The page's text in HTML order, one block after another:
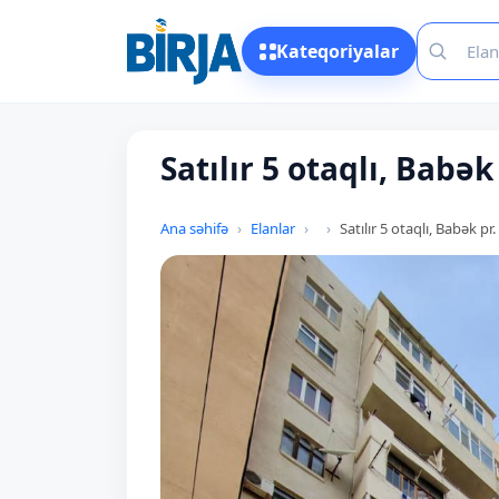
Kateqoriyalar
Satılır 5 otaqlı,
Ana səhifə Elanlar Satılır 5 otaqlı, Babək pr.